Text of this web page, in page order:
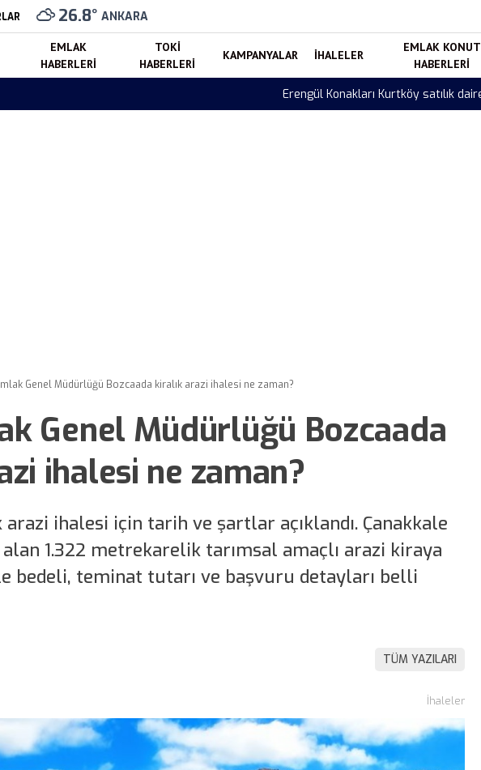
26.8° ANKARA
EMLAK
HABERLERI
TOKI
HABERLERI
KAMPANYALAR İHALELER
EMLAK KONUT
HABERLERI
Genel Müdürlüğü Bozcaada kiralık arazi ihalesi ne zaman?
Genel Müdürlüğü Bozcaada
ihalesi ne zaman?
arazi ihalesi için tarih ve şartlar açıklandı. Çanakkale
alan 1.322 metrekarelik tarımsal amaçlı arazi kiraya
bedeli, teminat tutarı ve başvuru detayları belli
TÜM YAZILARI
İhaleler